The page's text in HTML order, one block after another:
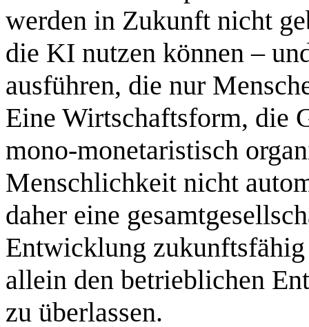
werden in Zukunft nicht
die KI nutzen können –
ausführen, die nur
Eine Wirtschaftsform, die
mono‑monetaristisch
Menschlichkeit nicht
daher eine
Entwicklung
allein den betrieblichen
zu überlassen.